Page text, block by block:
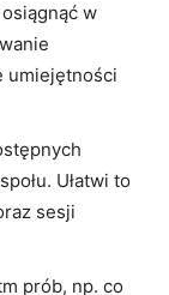
w
umiejętności
Ułatwi to
sesji
prób, np. co